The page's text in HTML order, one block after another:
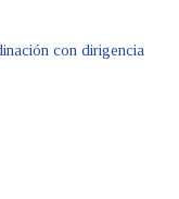
con dirigencia